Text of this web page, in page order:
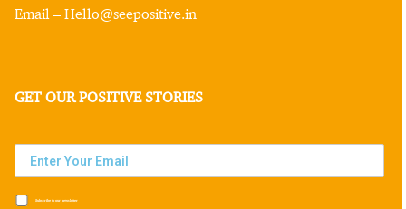
Email – Hello@seepositive.in
GET OUR POSITIVE STORIES
Subscribe to our newsletter